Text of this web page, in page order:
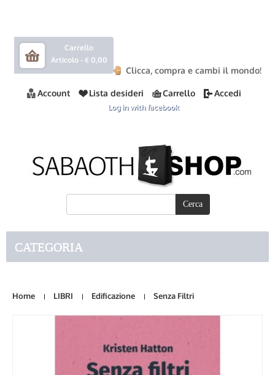
Carrello
Articolo - € 0,00
Clicca, compra e cambi il mondo!
Account Lista desideri Carrello Accedi
Log in with facebook
CATEGORIA
Home LIBRI Edificazione Senza Filtri